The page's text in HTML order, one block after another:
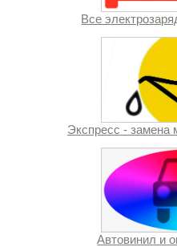
Все
Экспресс - замена
Автовинил и